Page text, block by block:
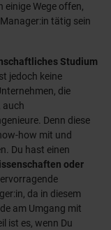
einige Wege offen,
tätig sein
Studium
jedoch keine
die
auch
Denn diese
how mit und
Du hast einen
oder
da in diesem
am Umgang mit
ist es, wenn Du